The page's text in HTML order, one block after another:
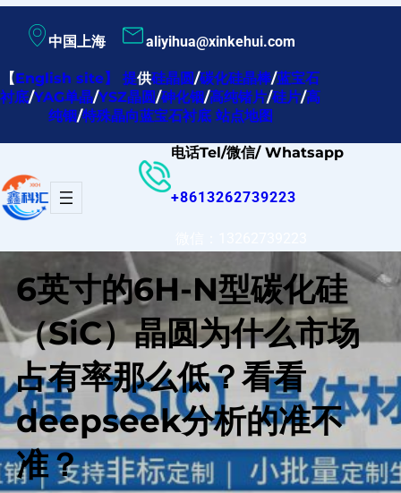
内
容
中国上海 aliyihua@xinkehui.com
【English site】提供硅晶圆/碳化硅晶棒/蓝宝石
衬底/YAG单晶/YSZ晶圆/砷化铟/高纯锗片/硅片/高
纯铟/特殊晶向蓝宝石衬底 站点地图
电话Tel/微信/ Whatsapp
+8613262739223
6英寸的6H-N型碳化硅
（SiC）晶圆为什么市场
占有率那么低？看看
deepseek分析的准不
准？